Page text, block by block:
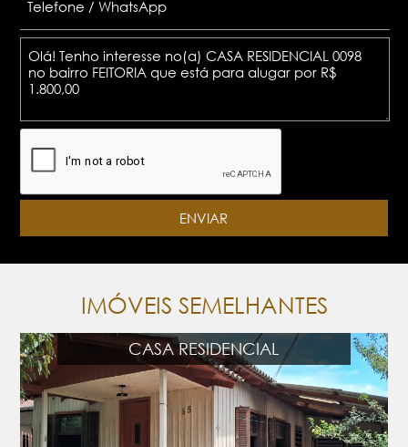
IMÓVEIS SEMELHANTES
CASA RESIDENCIAL